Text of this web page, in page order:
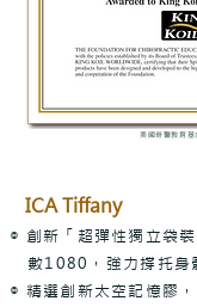
美國脊醫教育基
ICA Tiffany
◎ 創新「超彈性獨立袋
數1080，強力撐托身
◎ 精選創新太空記憶膠